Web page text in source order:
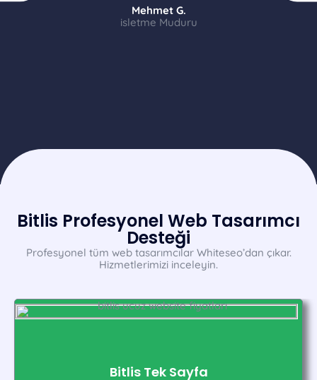
Mehmet G.
isletme Muduru
Bitlis Profesyonel Web Tasarımcı
Desteği
Profesyonel tüm web tasarımcılar Whiteseo’dan çıkar.
Hizmetlerimizi inceleyin.
Bitlis Tek Sayfa